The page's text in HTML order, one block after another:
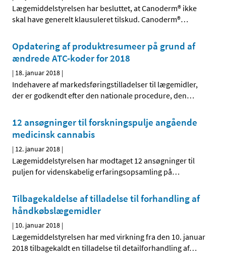
Lægemiddelstyrelsen har besluttet, at Canoderm® ikke
skal have generelt klausuleret tilskud. Canoderm®…
Opdatering af produktresumeer på grund af
ændrede ATC-koder for 2018
| 18. januar 2018 |
Indehavere af markedsføringstilladelser til lægemidler,
der er godkendt efter den nationale procedure, den…
12 ansøgninger til forskningspulje angående
medicinsk cannabis
| 12. januar 2018 |
Lægemiddelstyrelsen har modtaget 12 ansøgninger til
puljen for videnskabelig erfaringsopsamling på…
Tilbagekaldelse af tilladelse til forhandling af
håndkøbslægemidler
| 10. januar 2018 |
Lægemiddelstyrelsen har med virkning fra den 10. januar
2018 tilbagekaldt en tilladelse til detailforhandling af…